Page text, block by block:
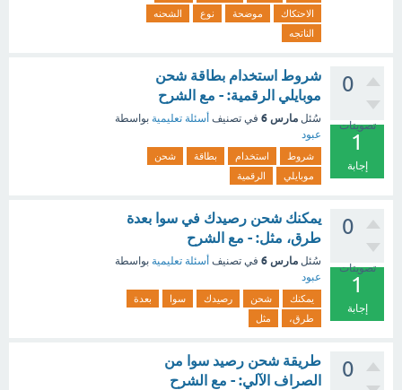
الاحتكاك
موضحة نوع
الشحنه
الناتجه
0
تصويتات
1
إجابة
شروط استخدام بطاقة شحن
موبايلي الرقمية: - مع الشرح
سُئل مارس 6 في تصنيف أسئلة تعليمية بواسطة
عبود
شروط استخدام بطاقة
شحن
موبايلي
الرقمية
0
تصويتات
1
إجابة
يمكنك شحن رصيدك في سوا بعدة
طرق، مثل: - مع الشرح
سُئل مارس 6 في تصنيف أسئلة تعليمية بواسطة
عبود
يمكنك شحن رصيدك سوا
بعدة
طرق،
مثل
0
طريقة شحن رصيد سوا من
الصراف الآلي: - مع الشرح